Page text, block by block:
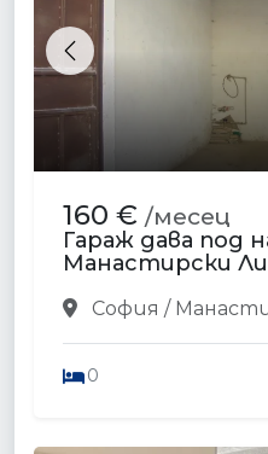
Previous
160 € /месец
Гараж дава под
Манастирски
София /
0